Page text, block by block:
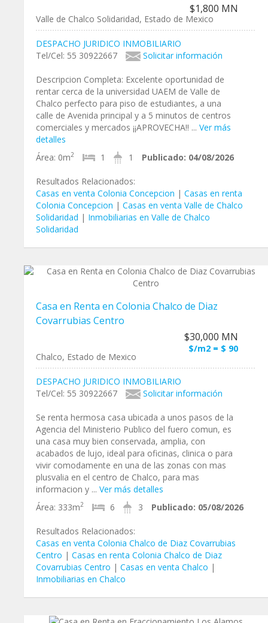
$1,800 MN
Valle de Chalco Solidaridad, Estado de Mexico
DESPACHO JURIDICO INMOBILIARIO
Tel/Cel: 55 30922667
Solicitar información
Descripcion Completa: Excelente oportunidad de
rentar cerca de la universidad UAEM de Valle de
Chalco perfecto para piso de estudiantes, a una
calle de Avenida principal y a 5 minutos de centros
comerciales y mercados ¡¡APROVECHA!! ... Ver más
detalles
Área: 0m2 1 1 Publicado: 04/08/2026
Resultados Relacionados:
Casas en venta Colonia Concepcion | Casas en renta
Colonia Concepcion | Casas en venta Valle de Chalco
Solidaridad | Inmobiliarias en Valle de Chalco
Solidaridad
Casa en Renta en Colonia Chalco de Diaz
Covarrubias Centro
$30,000 MN
$/m2 = $ 90
Chalco, Estado de Mexico
DESPACHO JURIDICO INMOBILIARIO
Tel/Cel: 55 30922667
Solicitar información
Se renta hermosa casa ubicada a unos pasos de la
Agencia del Ministerio Publico del fuero comun, es
una casa muy bien conservada, amplia, con
acabados de lujo, ideal para oficinas, clinica o para
vivir comodamente en una de las zonas con mas
plusvalia en el centro de Chalco, para mas
informacion y ... Ver más detalles
Área: 333m2 6 3 Publicado: 05/08/2026
Resultados Relacionados:
Casas en venta Colonia Chalco de Diaz Covarrubias
Centro | Casas en renta Colonia Chalco de Diaz
Covarrubias Centro | Casas en venta Chalco |
Inmobiliarias en Chalco